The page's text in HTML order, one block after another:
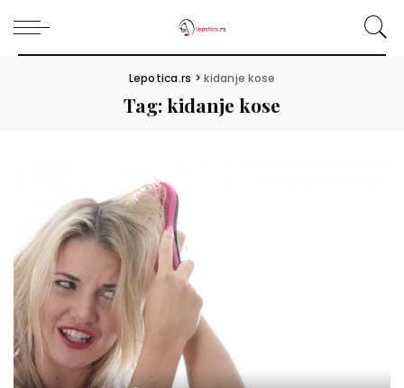
Lepotica.rs >kidanje kose
Tag:kidanje kose